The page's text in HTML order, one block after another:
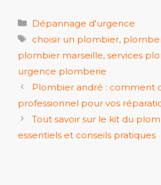
Catégories
Dépannage d'urgence
Étiquettes
choisir un plombier,
plombier marseille, services
urgence plomberie
Plombier andré : comment
professionnel pour vos
Tout savoir sur le kit du
essentiels et conseils pratiques